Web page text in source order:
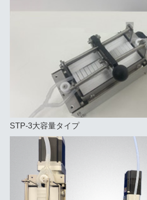
STP-3大容量タイプ